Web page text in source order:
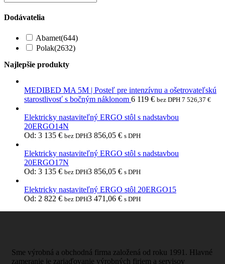
Dodávatelia
Abamet(644)
Polak(2632)
Najlepšie produkty
MEDIBED MA 5M | Posteľ pre intenzívnu a ošetrovateľskú
starostlivosť s bočným náklonom 6 119 € bez DPH 7 526,37 €
Elektricky nastaviteľný ERGO stôl s nadstavbou
20ERGO14N
Od: 3 135 € bez DPH3 856,05 € s DPH
Elektricky nastaviteľný ERGO stôl s nadstavbou
20ERGO17N
Od: 3 135 € bez DPH3 856,05 € s DPH
Elektricky nastaviteľný ERGO stôl 20ERGO15
Od: 2 822 € bez DPH3 471,06 € s DPH
Sme výrobná a obchodná firma založená od roku 1991. Hlavné
zameranie je zariaďovanie výrobných firiem a servisov